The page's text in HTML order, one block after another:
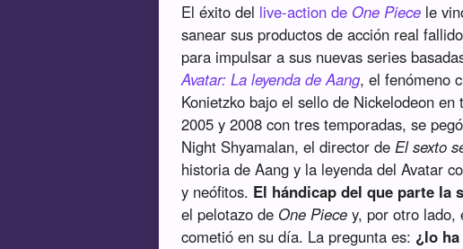
El éxito del live-action de One Piece le
sanear sus productos de acción real
para impulsar a sus nuevas series
Avatar: La leyenda de Aang, el fenómeno
Konietzko bajo el sello de Nickelodeon
2005 y 2008 con tres temporadas, se
Night Shyamalan, el director deEl sexto
historia de Aang y la leyenda del Avatar
y neófitos. El hándicap del que parte la
el pelotazo de One Piece y, por otro lado,
cometió en su día. La pregunta es: ¿lo